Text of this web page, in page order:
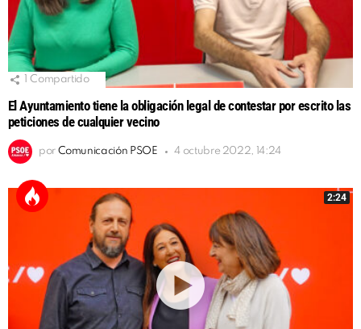
Compartido
El Ayuntamiento tiene la obligación legal de contestar por escrito las
peticiones de cualquier vecino
por Comunicación PSOE 4 octubre 2022, 14:24
2:24